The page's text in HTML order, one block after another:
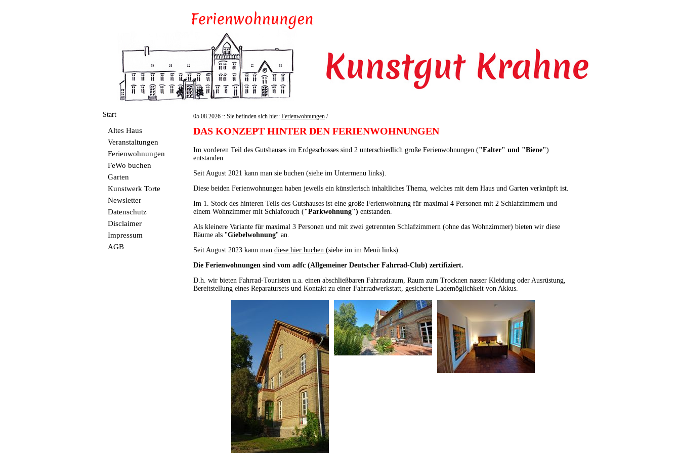
Start
Altes Haus
Veranstaltungen
Ferienwohnungen
FeWo buchen
Garten
Kunstwerk Torte
Newsletter
Datenschutz
Disclaimer
Impressum
AGB
05.08.2026 :: Sie befinden sich hier: Ferienwohnungen /
DAS KONZEPT HINTER DEN FERIENWOHNUNGEN
Im vorderen Teil des Gutshauses im Erdgeschosses sind 2 unterschiedlich große Ferienwohnungen ("Falter" und "Biene")
entstanden.
Seit August 2021 kann man sie buchen (siehe im Untermenü links).
Diese beiden Ferienwohnungen haben jeweils ein künstlerisch inhaltliches Thema, welches mit dem Haus und Garten verknüpft ist.
Im 1. Stock des hinteren Teils des Gutshauses ist eine große Ferienwohnung für maximal 4 Personen mit 2 Schlafzimmern und
einem Wohnzimmer mit Schlafcouch ("Parkwohnung") entstanden.
Als kleinere Variante für maximal 3 Personen und mit zwei getrennten Schlafzimmern (ohne das Wohnzimmer) bieten wir diese
Räume als "Giebelwohnung" an.
Seit August 2023 kann man diese hier buchen (siehe im im Menü links).
Die Ferienwohnungen sind vom adfc (Allgemeiner Deutscher Fahrrad-Club) zertifiziert.
D.h. wir bieten Fahrrad-Touristen u.a. einen abschließbaren Fahrradraum, Raum zum Trocknen nasser Kleidung oder Ausrüstung,
Bereitstellung eines Reparatursets und Kontakt zu einer Fahrradwerkstatt, gesicherte Lademöglichkeit von Akkus.